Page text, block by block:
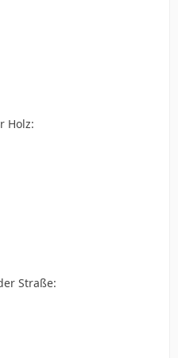
Holz:
Straße: